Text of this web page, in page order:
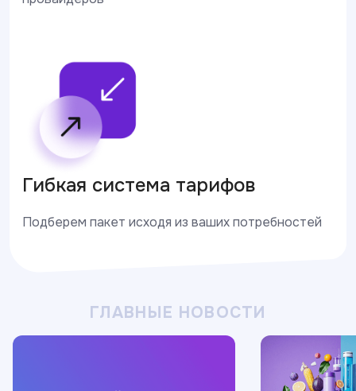
Гибкая система тарифов
Подберем пакет исходя из ваших потребностей
ГЛАВНЫЕ НОВОСТИ